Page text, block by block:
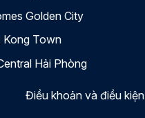
Golden City
Kong Town
Hải Phòng
Điều khoản và điều kiện